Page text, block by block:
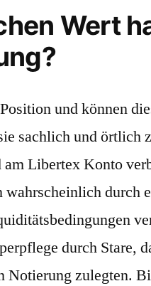
Wert
und können
sachlich und örtlich
Libertex Konto
durch
durch Stare,
Notierung zulegten.